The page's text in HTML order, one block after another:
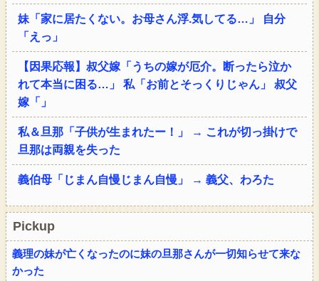
妹「家に居たくない。お母さん浮.気してる…」 自分
「えっ」
【因果応報】叔父嫁「うちの嫁が厄介。断ったら泣か
れて本当に困る…」 私「お前とそっくりじゃん」 叔父
嫁「」
私＆旦那「子供が生まれたー！」 → これが切っ掛けで
旦那は両親を失った
義伯母「じまん自慢じまん自慢」 → 義父、わろた
Pickup
義理の妹が亡くなったのに妹の旦那さんが一切知らせて来な
かった